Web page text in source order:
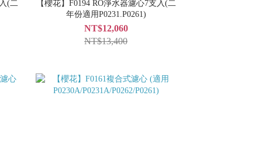
(二
【櫻花】F0194 RO淨水器濾心7支入(二
年份適用P0231.P0261)
NT$12,060
NT$13,400